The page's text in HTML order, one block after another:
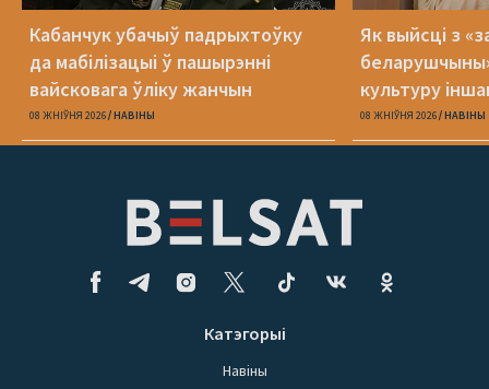
Кабанчук убачыў падрыхтоўку
да мабілізацыі ў пашырэнні
вайсковага ўліку жанчын
08 ЖНІЎНЯ 2026 НАВІНЫ
Як выйсці з
культуру
свет уласную
08 ЖНІЎНЯ 2026 НАВІНЫ
Катэгорыі
Навіны